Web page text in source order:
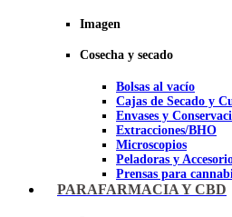
Imagen
Cosecha y secado
Bolsas al vacío
Cajas de Secado y
Envases y
Extracciones/BHO
Microscopios
Peladoras y
Prensas para
Secadores de cogollos
PARAFARMACIA Y CBD